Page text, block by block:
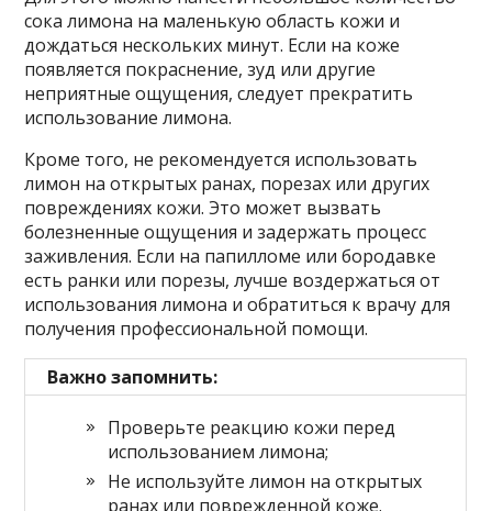
сока лимона на маленькую область кожи и
дождаться нескольких минут. Если на коже
появляется покраснение, зуд или другие
неприятные ощущения, следует прекратить
использование лимона.
Кроме того, не рекомендуется использовать
лимон на открытых ранах, порезах или других
повреждениях кожи. Это может вызвать
болезненные ощущения и задержать процесс
заживления. Если на папилломе или бородавке
есть ранки или порезы, лучше воздержаться от
использования лимона и обратиться к врачу для
получения профессиональной помощи.
Важно запомнить:
Проверьте реакцию кожи перед
использованием лимона;
Не используйте лимон на открытых
ранах или поврежденной коже.